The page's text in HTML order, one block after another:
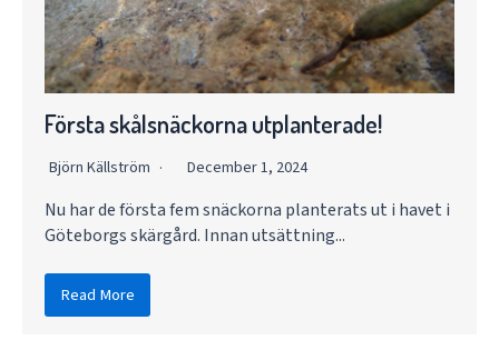
Första skålsnäckorna utplanterade!
Björn Källström December 1, 2024
Nu har de första fem snäckorna planterats ut i havet i
Göteborgs skärgård. Innan utsättning...
Read More